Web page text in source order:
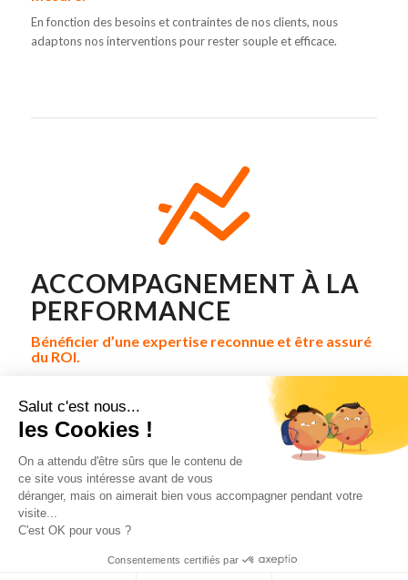
En fonction des besoins et contraintes de nos clients, nous
adaptons nos interventions pour rester souple et efficace.
ACCOMPAGNEMENT À LA
PERFORMANCE
Bénéficier d’une expertise reconnue et être assuré
du ROI.
Pour garantir une intervention gagnante, nous travaillons sur la
base d’indicateurs de performance.
Nous pouvons mettre en place, sur la base de critères pertinents
et mesurables, une collaboration à la performance.
Ce site utilise des cookies. En continuant à naviguer sur le site, vous
Salut c'est nous...
les Cookies !
On a attendu d'être sûrs que le contenu de
ce site vous intéresse avant de vous
déranger, mais on aimerait bien vous accompagner pendant votre
visite...
C'est OK pour vous ?
Consentements certifiés par